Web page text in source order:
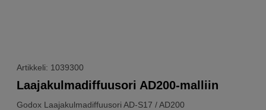
Artikkeli: 1039300
Godox Laajakulmadiffuusori AD-S17 / AD200
Laajakulmadiffuusori AD200-malliin